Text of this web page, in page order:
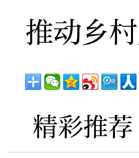
推动乡
精彩推荐